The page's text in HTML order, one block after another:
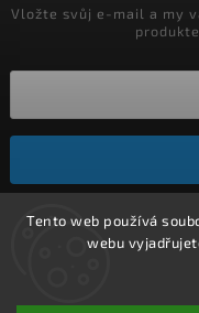
Tento web používá
webu
Vložte svůj e-mail a my
Copyright 2026